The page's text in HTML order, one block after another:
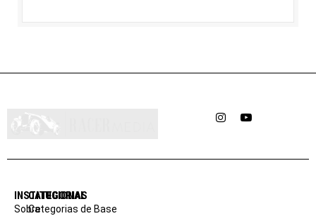
InstagramYouTube
INSTITUCIONAL
Sobre
CATEGORIAS
Categorias de Base